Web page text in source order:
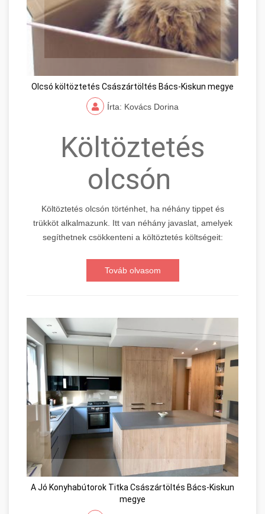
Olcsó költöztetés Császártöltés Bács-Kiskun megye
Írta: Kovács Dorina
Költöztetés
olcsón
Költöztetés olcsón történhet, ha néhány tippet és
trükköt alkalmazunk. Itt van néhány javaslat, amelyek
segíthetnek csökkenteni a költöztetés költségeit:
Továb olvasom
A Jó Konyhabútorok Titka Császártöltés Bács-Kiskun
megye